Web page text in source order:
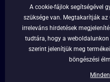
info@legyferfi.hu
FONTOS INFORMÁCIÓK
RÓLUNK
A cookie-fájlok segítségével
szüksége van. Megtakarítják
irreleváns hirdetések
tudtára, hogy a
szerint jelenítjük meg
böngészési